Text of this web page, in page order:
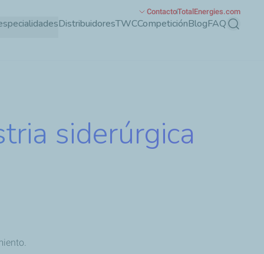
DistribuidoresTWCCompeticiónBlogFAQ Buscar
ContactoTotalEnergies.com
siderúrgica